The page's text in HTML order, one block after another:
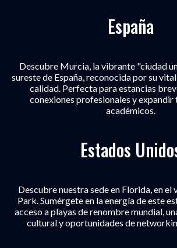
España
Descubre Murcia, la vibrante "ciudad
sureste de España, reconocida por su
calidad. Perfecta para estancias
conexiones profesionales y expandir
académicos.
Estados
Descubre nuestra sede en Florida, en
Park. Sumérgete en la energía de este
acceso a playas de renombre mundial,
cultural y oportunidades de